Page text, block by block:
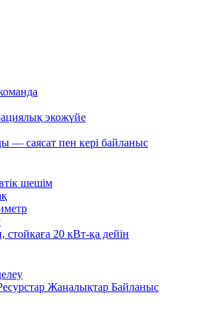
экожүйе
— саясат пен кері байланыс
шешім
стойкаға 20 кВт-қа дейін
Жаңалықтар Байланыс